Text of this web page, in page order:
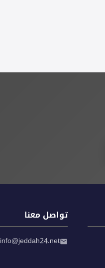
تواصل معنا
info@jeddah24.net